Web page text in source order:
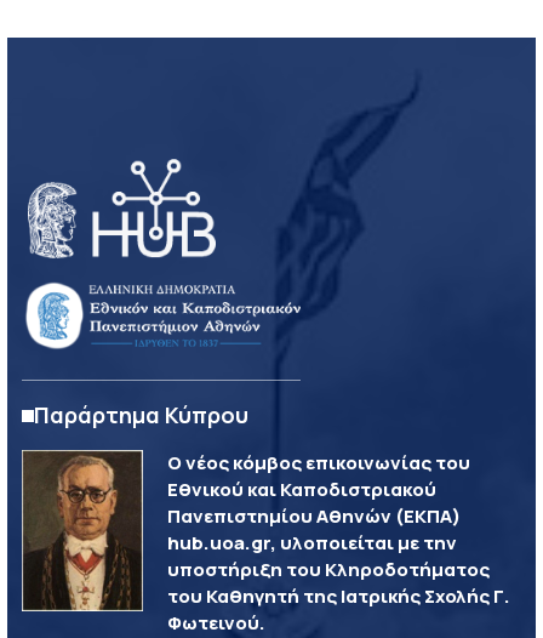
Παράρτημα Κύπρου
Ο νέος κόμβος επικοινωνίας του
Εθνικού και Καποδιστριακού
Πανεπιστημίου Αθηνών (ΕΚΠΑ)
hub.uoa.gr, υλοποιείται με την
υποστήριξη του Κληροδοτήματος
του Καθηγητή της Ιατρικής Σχολής Γ.
Φωτεινού.